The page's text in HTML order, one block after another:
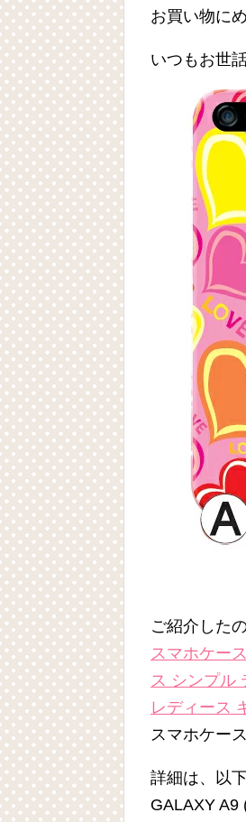
お買い物に
いつもお世
ご紹介したの
スマホケー
ス シンプル
レディース
スマホケー
詳細は、以
GALAXY A9